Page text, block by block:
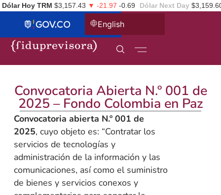
Dólar Hoy TRM $3,157.43 ▼ -21.97 -0.69 Dólar Next Day
English
Convocatoria Abierta N.º 001 de
2025 – Fondo Colombia en Paz
Convocatoria abierta N.º 001 de
2025, cuyo objeto es: “Contratar los
servicios de tecnologías y
administración de la información y las
comunicaciones, así como el suministro
de bienes y servicios conexos y